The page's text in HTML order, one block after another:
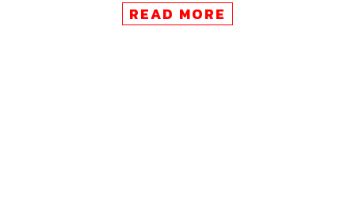
โปรเจกต์ขนาดกว่า 120,000 ตารางเมตรแห่งนี้ ออกแบบโดย
READ MORE